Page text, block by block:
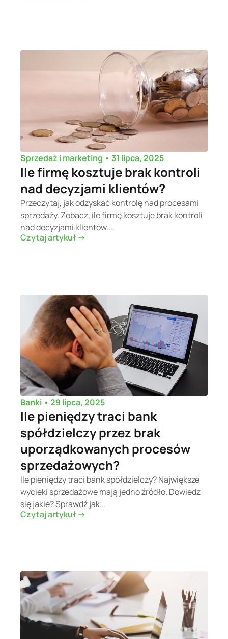
Sprzedaż i marketing • 31 lipca, 2025
Ile firmę kosztuje brak kontroli
nad decyzjami klientów?
Przeczytaj, jak odzyskać kontrolę nad procesami
sprzedaży. Zobacz, ile firmę kosztuje brak kontroli
nad decyzjami klientów....
Czytaj artykuł ->
Banki • 29 lipca, 2025
Ile pieniędzy traci bank
spółdzielczy przez brak
uporządkowanych procesów
sprzedażowych?
Ile pieniędzy traci bank spółdzielczy? Największe
wycieki sprzedażowe mają jedno źródło. Dowiedz
się jakie? Sprawdź jak...
Czytaj artykuł ->